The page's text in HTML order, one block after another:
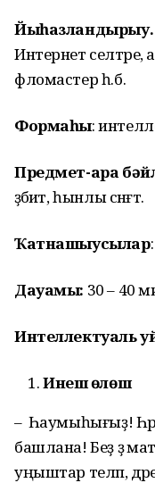
Йыһазландырыу.
Интернет
фломастер һ.б.
Формаһы:
Предмет-ара
әҙәбиәт, һынлы сәнғәт.
Ҡатнашыусылар
Дауамы: 30 – 40
Интеллектуаль
Инеш өлөш
– Һаумыһығыҙ! Һәр
башлана! Беҙ ҙә
уңыштар теләп,